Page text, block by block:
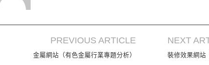
Post navigation
PREVIOUS ARTICLE
金屬網站（有色金屬行業專題分析）
NEXT
裝修效果網站